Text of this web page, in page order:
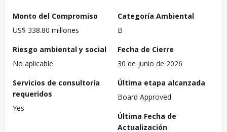
Monto del Compromiso
US$ 338.80 millones
Categoría Ambiental
B
Riesgo ambiental y social
No aplicable
Fecha de Cierre
30 de junio de 2026
Servicios de consultoría
requeridos
Yes
Última etapa alcanzada
Board Approved
Última Fecha de
Actualización